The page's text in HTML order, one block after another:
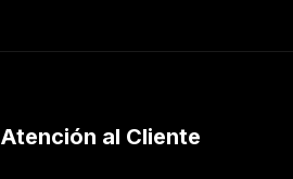
Atención al Cliente